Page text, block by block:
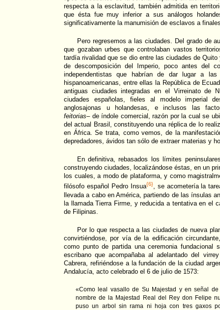
respecta a la esclavitud, también admitida en
que ésta fue muy inferior a sus análogos
significativamente la manumisión de esclavos a
Pero regresemos a las ciudades. Del grado de
que gozaban urbes que controlaban vastos
tardía rivalidad que se dio entre las ciudades de
de descomposición del Imperio, poco antes del
independentistas que habrían de dar lugar a las
hispanoamericanas, entre ellas la República de
antiguas ciudades integradas en el Virreinato de
ciudades españolas, fieles al modelo imperial
anglosajonas u holandesas, e inclusos las
feitorias– de índole comercial, razón por la cual se
del actual Brasil, constituyendo una réplica de lo
en África. Se trata, como vemos, de la
depredadores, ávidos tan sólo de extraer materias y
En definitiva, rebasados los límites
construyendo ciudades, localizándose éstas, en un
los cuales, a modo de plataforma, y como
filósofo español Pedro Insua{6}, se acometería la
llevada a cabo en América, partiendo de las ínsulas
la llamada Tierra Firme, y reducida a tentativa en el
de Filipinas.
Por lo que respecta a las ciudades de nueva
convirtiéndose, por vía de la edificación
como punto de partida una ceremonia fundacional
escribano que acompañaba al adelantado del
Cabrera, refiriéndose a la fundación de la ciudad
Andalucía, acto celebrado el 6 de julio de 1573:
«Como leal vasallo de Su Majestad y en señal
nombre de la Majestad Real del Rey don Felipe
puso un arbol sin rama ni hoja con tres gaxos